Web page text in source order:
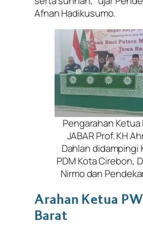
Afnan Hadikusumo.
Pengarahan Ketua
JABAR Prof. KH
Dahlan didampingi
PDM Kota Cirebon,
Nirmo dan
Arahan Ketua
Barat